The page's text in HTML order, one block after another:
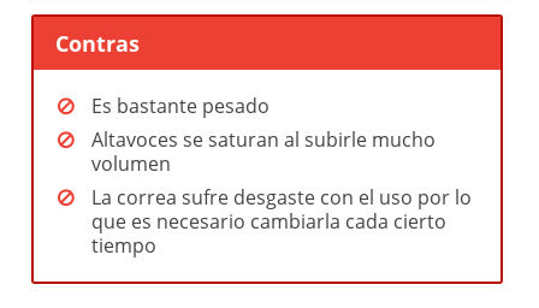
Contras
Es bastante pesado
Altavoces se saturan al subirle mucho
volumen
La correa sufre desgaste con el uso por lo
que es necesario cambiarla cada cierto
tiempo